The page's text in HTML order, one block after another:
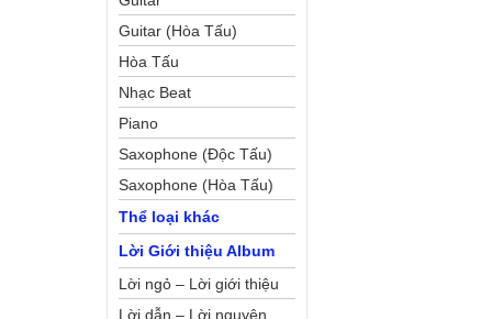
Guitar (Hòa Tấu)
Hòa Tấu
Nhạc Beat
Piano
Saxophone (Độc Tấu)
Saxophone (Hòa Tấu)
Thể loại khác
Lời Giới thiệu Album
Lời ngỏ – Lời giới thiệu
Lời dẫn – Lời nguyện